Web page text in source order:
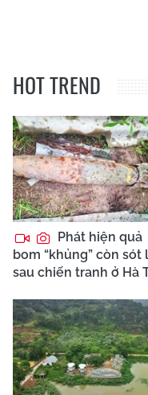
HOT TREND
Phát hiện quả
bom “khủng” còn sót
sau chiến tranh ở Hà